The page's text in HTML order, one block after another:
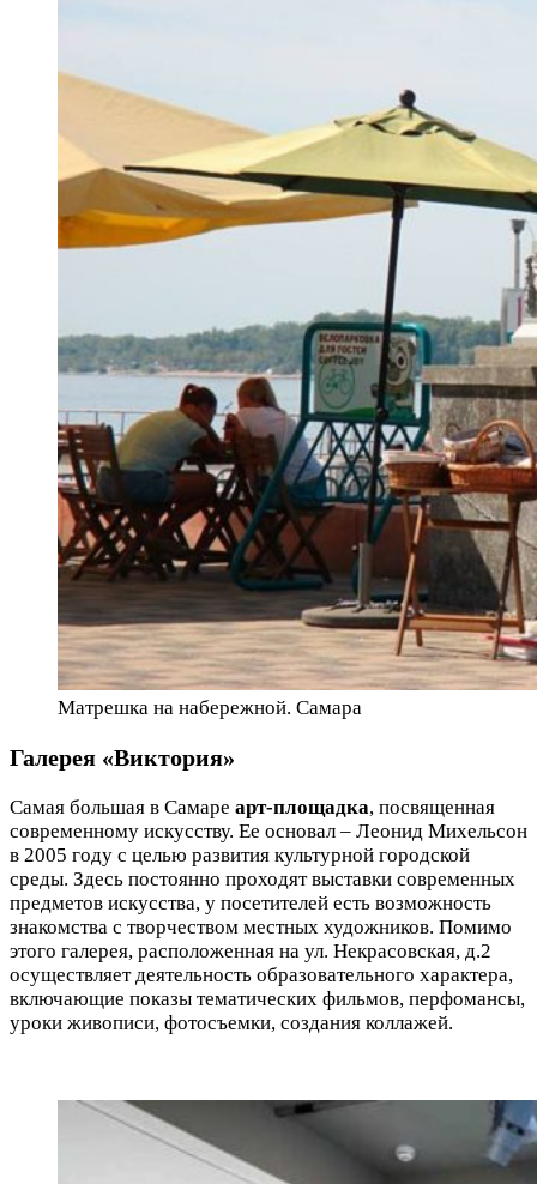
Матрешка на набережной. Самара
Галерея «Виктория»
Самая большая в Самаре арт-площадка, посвященная
современному искусству. Ее основал – Леонид Михельсон
в 2005 году с целью развития культурной городской
среды. Здесь постоянно проходят выставки современных
предметов искусства, у посетителей есть возможность
знакомства с творчеством местных художников. Помимо
этого галерея, расположенная на ул. Некрасовская, д.2
осуществляет деятельность образовательного характера,
включающие показы тематических фильмов, перфомансы,
уроки живописи, фотосъемки, создания коллажей.